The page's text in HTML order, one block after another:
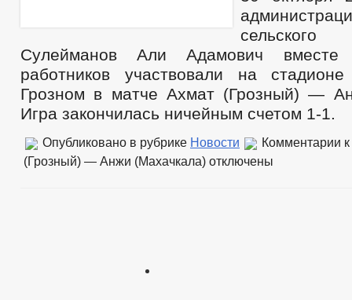
Сулейманов Али Адамович вместе
работников участвовали на
Грозном в матче Ахмат (Грозный) —
Игра закончилась ничейным счетом 1-1.
Опубликовано в рубрике Новости Комментарии
(Грозный) — Анжи (Махачкала) отключены